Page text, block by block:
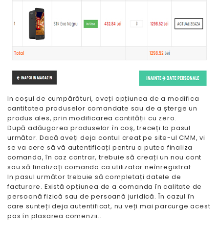
In coșul de cumpărături, aveți opțiunea de a modifica
cantitatea produselor comandate sau de a șterge un
produs ales, prin modificarea cantității cu zero.
După adăugarea produselor în coș, treceți la pasul
următor. Dacă aveți deja contul creat pe site-ul CMM, vi
se va cere să vă autentificați pentru a putea finaliza
comanda, în caz contrar, trebuie să creați un nou cont
sau să finalizați comanda ca utilizator neînregistrat.
In pasul următor trebuie să completați datele de
facturare. Există opțiunea de a comanda în calitate de
persoană fizică sau de persoană juridică. În cazul în
care sunteți deja autentificat, nu veți mai parcurge acest
pas în plasarea comenzii..